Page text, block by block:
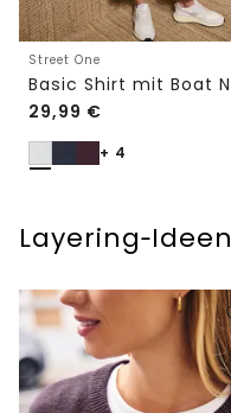
Street One
29,99 €
+ 4
Layering‑Ideen